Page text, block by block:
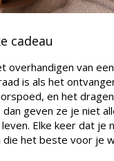
cadeau
overhandigen van
is als het
en het
geven ze je niet
Elke keer dat je
het beste voor je